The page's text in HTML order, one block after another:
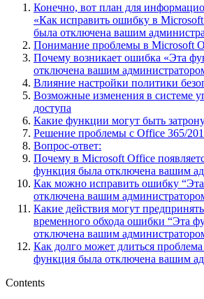
Конечно, вот план для
«Как исправить ошибку в
была отключена вашим
Понимание проблемы в Microsoft
Почему возникает ошибка «Эта
отключена вашим
Влияние настройки политики
Возможные изменения в системе
доступа
Какие функции могут быть
Решение проблемы с Office 365/
Вопрос-ответ:
Почему в Microsoft Office
функция была отключена вашим
Как можно исправить ошибку
отключена вашим
Какие действия могут
временного обхода ошибки “Эта
отключена вашим
Как долго может длиться
функция была отключена вашим
Contents